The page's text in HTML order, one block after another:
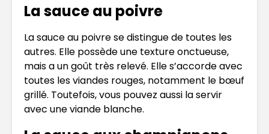
La sauce au poivre
La sauce au poivre se distingue de toutes les
autres. Elle possède une texture onctueuse,
mais a un goût très relevé. Elle s’accorde avec
toutes les viandes rouges, notamment le bœuf
grillé. Toutefois, vous pouvez aussi la servir
avec une viande blanche.